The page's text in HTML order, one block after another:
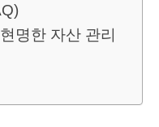
명한 자산 관리